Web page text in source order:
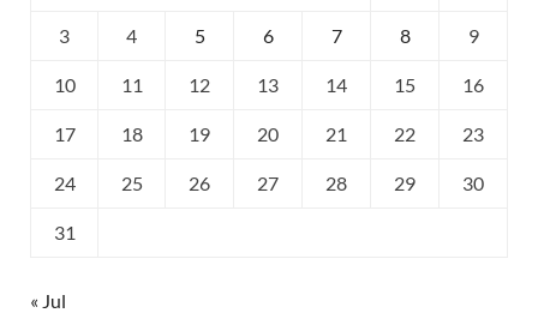
3 4 5 6 7 8 9
10 11 12 13 14 15 16
17 18 19 20 21 22 23
24 25 26 27 28 29 30
31
« Jul